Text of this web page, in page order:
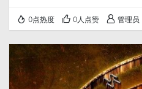
子上下学的负担。此外，教育
理和解决问题的能力，帮助他
困难。
0点热度 0人点赞 管理员